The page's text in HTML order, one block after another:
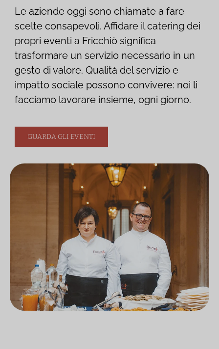
Le aziende oggi sono chiamate a fare
scelte consapevoli. Affidare il catering dei
propri eventi a Fricchiò significa
trasformare un servizio necessario in un
gesto di valore. Qualità del servizio e
impatto sociale possono convivere: noi li
facciamo lavorare insieme, ogni giorno.
GUARDA GLI EVENTI